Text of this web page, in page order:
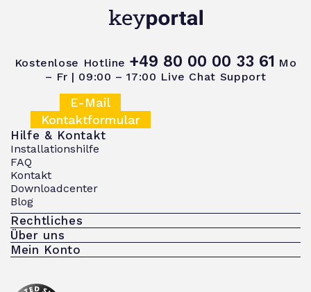
Kostenlose Hotline +49 80 00 00 33 61 Mo
– Fr | 09:00 – 17:00 Live Chat Support
E-Mail
Kontaktformular
Hilfe & Kontakt
Installationshilfe
FAQ
Kontakt
Downloadcenter
Blog
Rechtliches
Über uns
Mein Konto